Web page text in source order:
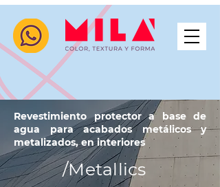
Skermo mf
Revestimiento protector a base de
agua para acabados metálicos y
metalizados, en interiores
/Metallics